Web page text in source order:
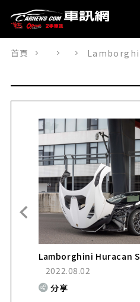
首頁
Lamborghini Huracan
2022.08.02
分享